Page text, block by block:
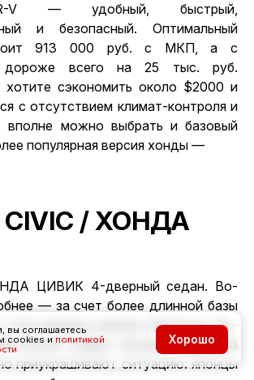
V — удобный, быстрый,
и безопасный. Оптимальный
913 000 руб. с МКП, а с
дороже всего на 25 тыс. руб.
хотите сэкономить около $2000 и
с отсутствием климат-контроля и
вполне можно выбрать и базовый
популярная версия хонды —
CIVIC / ХОНДА
ЦИВИК 4-дверный седан. Во-
— за счет более длинной базы
пассажиров дивана побольше. Во-
цифры объема багажника
приукрашивают ситуацию: японцы
вы соглашаетесь
cookies и политикой
Хорошо